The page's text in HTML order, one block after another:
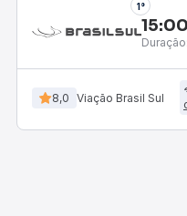
1°
15:00
Duração:
8,0 Viação Brasil Sul